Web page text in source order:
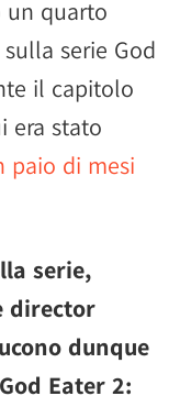
un quarto
serie God
il capitolo
era stato
paio di mesi
serie,
director
dunque
Eater 2: